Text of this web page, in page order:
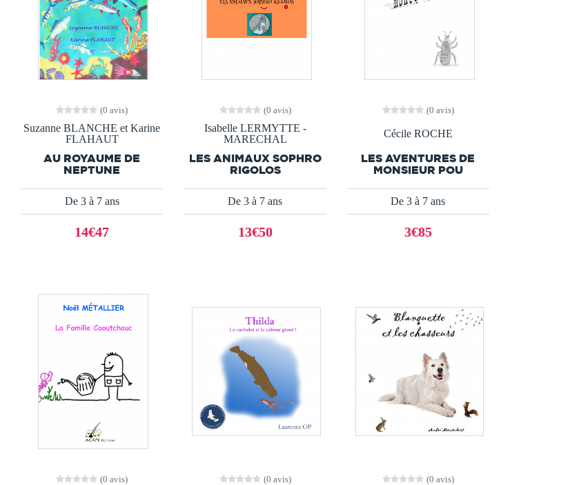
(0 avis)
Suzanne BLANCHE et Karine
FLAHAUT
AU ROYAUME DE
NEPTUNE
De 3 à 7 ans
14€47
(0 avis)
Isabelle LERMYTTE -
MARECHAL
LES ANIMAUX SOPHRO
RIGOLOS
De 3 à 7 ans
13€50
(0 avis)
Cécile ROCHE
LES AVENTURES DE
MONSIEUR POU
De 3 à 7 ans
3€85
(0 avis) (0 avis) (0 avis)